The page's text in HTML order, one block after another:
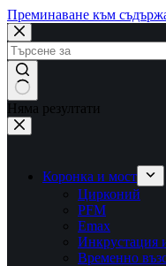
Преминаване към
Няма резултати
Коронка и мост
Цирконий
PFM
Emax
Инкрустация
Временно